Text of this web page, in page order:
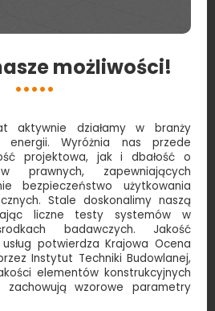
możliwości!
działamy w branży
energii. Wyróżnia nas przede
projektowa, jak i dbałość o
prawnych, zapewniających
bezpieczeństwo użytkowania
Stale doskonalimy naszą
liczne testy systemów w
badawczych. Jakość
potwierdza Krajowa Ocena
Instytut Techniki Budowlanej,
elementów konstrukcyjnych
wzorowe parametry